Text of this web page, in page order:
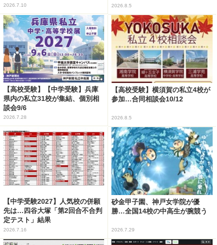
2026.7.10 2026.8.5
【高校受験】【中学受験】兵庫
県内の私立31校が集結、個別相
談会9/6
2026.7.28
【高校受験】横須賀の私立4校が
参加…合同相談会10/12
2026.8.5
【中学受験2027】人気校の併願
先は…四谷大塚「第2回合不合判
定テスト」結果
2026.7.16
砂金甲子園、神戸女学院が優
勝…全国14校の中高生が腕競う
2026.7.29